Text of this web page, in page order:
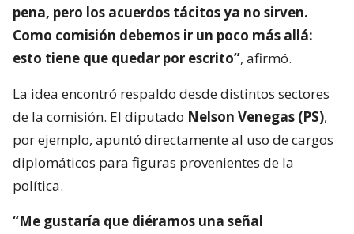
pena, pero los acuerdos tácitos ya no sirven.
Como comisión debemos ir un poco más allá:
esto tiene que quedar por escrito”, afirmó.
La idea encontró respaldo desde distintos sectores
de la comisión. El diputado Nelson Venegas (PS),
por ejemplo, apuntó directamente al uso de cargos
diplomáticos para figuras provenientes de la
política.
“Me gustaría que diéramos una señal